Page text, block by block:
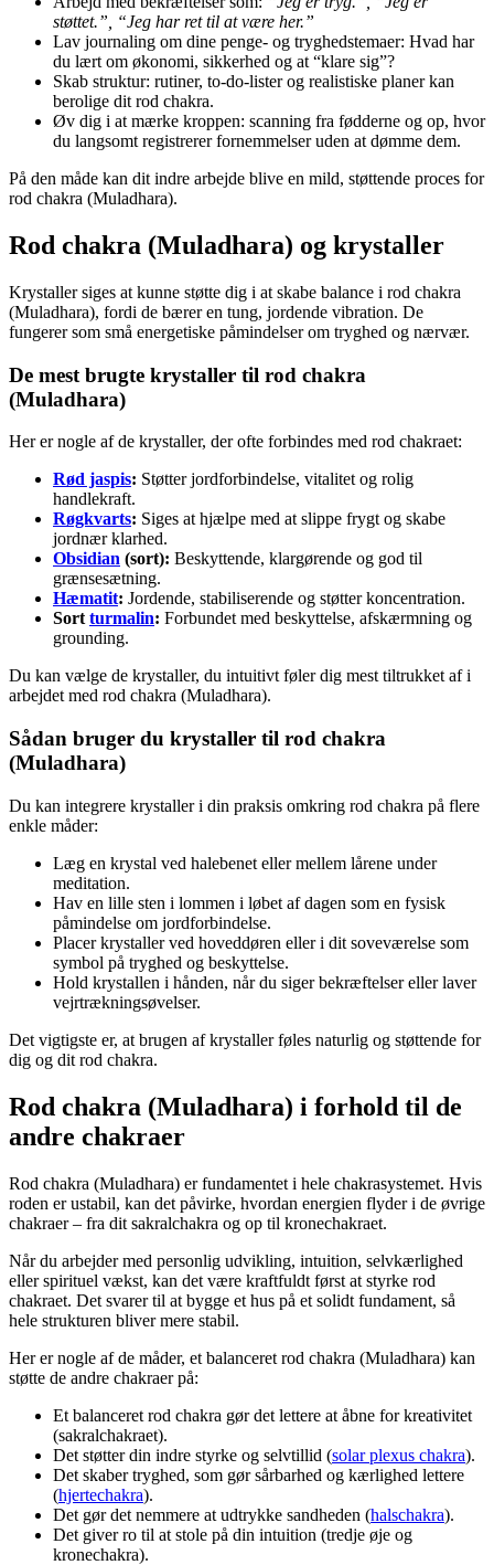
støttet.”, “Jeg har ret til at være her.”
Lav journaling om dine penge- og tryghedstemaer: Hvad har
du lært om økonomi, sikkerhed og at “klare sig”?
Skab struktur: rutiner, to-do-lister og realistiske planer kan
berolige dit rod chakra.
Øv dig i at mærke kroppen: scanning fra fødderne og op, hvor
du langsomt registrerer fornemmelser uden at dømme dem.
På den måde kan dit indre arbejde blive en mild, støttende proces for
rod chakra (Muladhara).
Rod chakra (Muladhara) og krystaller
Krystaller siges at kunne støtte dig i at skabe balance i rod chakra
(Muladhara), fordi de bærer en tung, jordende vibration. De
fungerer som små energetiske påmindelser om tryghed og nærvær.
De mest brugte krystaller til rod chakra
(Muladhara)
Her er nogle af de krystaller, der ofte forbindes med rod chakraet:
Rød jaspis: Støtter jordforbindelse, vitalitet og rolig
handlekraft.
Røgkvarts: Siges at hjælpe med at slippe frygt og skabe
jordnær klarhed.
Obsidian (sort): Beskyttende, klargørende og god til
grænsesætning.
Hæmatit: Jordende, stabiliserende og støtter koncentration.
Sort turmalin: Forbundet med beskyttelse, afskærmning og
grounding.
Du kan vælge de krystaller, du intuitivt føler dig mest tiltrukket af i
arbejdet med rod chakra (Muladhara).
Sådan bruger du krystaller til rod chakra
(Muladhara)
Du kan integrere krystaller i din praksis omkring rod chakra på flere
enkle måder:
Læg en krystal ved halebenet eller mellem lårene under
meditation.
Hav en lille sten i lommen i løbet af dagen som en fysisk
påmindelse om jordforbindelse.
Placer krystaller ved hoveddøren eller i dit soveværelse som
symbol på tryghed og beskyttelse.
Hold krystallen i hånden, når du siger bekræftelser eller laver
vejrtrækningsøvelser.
Det vigtigste er, at brugen af krystaller føles naturlig og støttende for
dig og dit rod chakra.
Rod chakra (Muladhara) i forhold til de
andre chakraer
Rod chakra (Muladhara) er fundamentet i hele chakrasystemet. Hvis
roden er ustabil, kan det påvirke, hvordan energien flyder i de øvrige
chakraer – fra dit sakralchakra og op til kronechakraet.
Når du arbejder med personlig udvikling, intuition, selvkærlighed
eller spirituel vækst, kan det være kraftfuldt først at styrke rod
chakraet. Det svarer til at bygge et hus på et solidt fundament, så
hele strukturen bliver mere stabil.
Her er nogle af de måder, et balanceret rod chakra (Muladhara) kan
støtte de andre chakraer på:
Et balanceret rod chakra gør det lettere at åbne for kreativitet
(sakralchakraet).
Det støtter din indre styrke og selvtillid (solar plexus chakra).
Det skaber tryghed, som gør sårbarhed og kærlighed lettere
(hjertechakra).
Det gør det nemmere at udtrykke sandheden (halschakra).
Det giver ro til at stole på din intuition (tredje øje og
kronechakra).